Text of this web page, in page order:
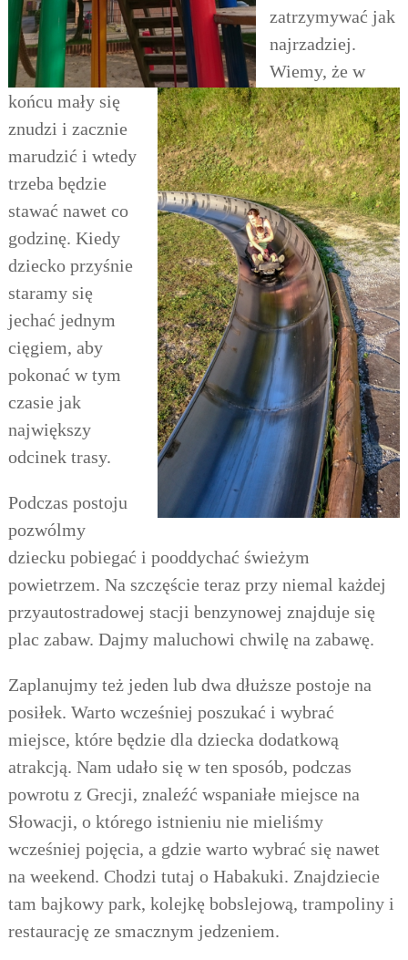
zatrzymywać jak
najrzadziej.
Wiemy, że w
końcu mały się
znudzi i zacznie
marudzić i wtedy
trzeba będzie
stawać nawet co
godzinę. Kiedy
dziecko przyśnie
staramy się
jechać jednym
cięgiem, aby
pokonać w tym
czasie jak
największy
odcinek trasy.
Podczas postoju
pozwólmy
dziecku pobiegać i pooddychać świeżym
powietrzem. Na szczęście teraz przy niemal każdej
przyautostradowej stacji benzynowej znajduje się
plac zabaw. Dajmy maluchowi chwilę na zabawę.
Zaplanujmy też jeden lub dwa dłuższe postoje na
posiłek. Warto wcześniej poszukać i wybrać
miejsce, które będzie dla dziecka dodatkową
atrakcją. Nam udało się w ten sposób, podczas
powrotu z Grecji, znaleźć wspaniałe miejsce na
Słowacji, o którego istnieniu nie mieliśmy
wcześniej pojęcia, a gdzie warto wybrać się nawet
na weekend. Chodzi tutaj o Habakuki. Znajdziecie
tam bajkowy park, kolejkę bobslejową, trampoliny i
restaurację ze smacznym jedzeniem.